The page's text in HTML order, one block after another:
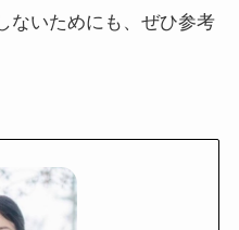
ないためにも、ぜひ参考